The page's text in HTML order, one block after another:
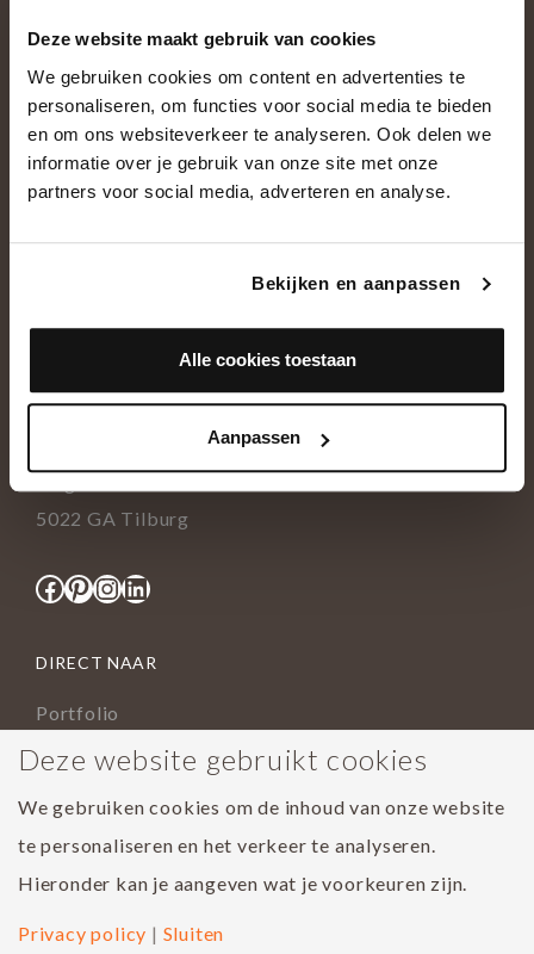
Deze website maakt gebruik van cookies
We gebruiken cookies om content en advertenties te
personaliseren, om functies voor social media te bieden
en om ons websiteverkeer te analyseren. Ook delen we
informatie over je gebruik van onze site met onze
partners voor social media, adverteren en analyse.
Bekijken en aanpassen
Alle cookies toestaan
Aanpassen
OVER ONS
NEEM CONTACT OP
+31(0)13 5362828
5022 GA Tilburg
Facebook
Pinterest
Instagram
LinkedIn
DIRECT NAAR
Portfolio
Assortiment
Houtsoorten
Populairste project 2023
Deze website gebruikt cookies
We gebruiken cookies om de inhoud van onze website
te personaliseren en het verkeer te analyseren.
Hieronder kan je aangeven wat je voorkeuren zijn.
Privacy policy | Sluiten